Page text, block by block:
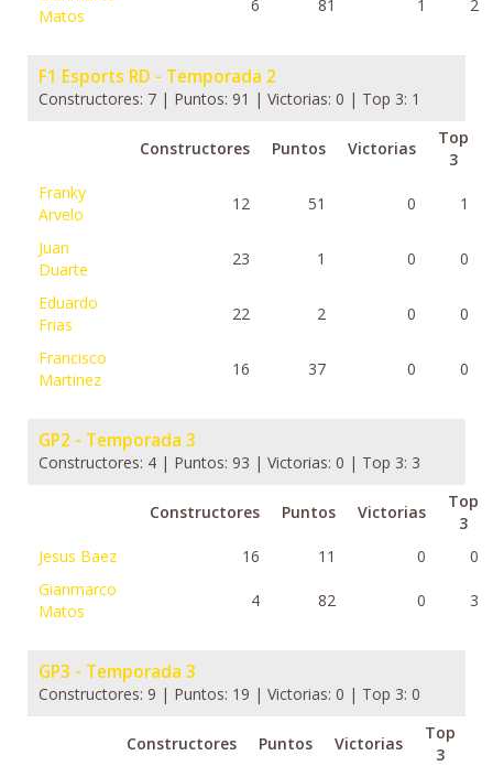
Matos
6 81 1 2
F1 Esports RD - Temporada 2
Constructores: 7 | Puntos: 91 | Victorias: 0 | Top 3: 1
Constructores Puntos Victorias
Top
3
Franky
Arvelo
12 51 0 1
Juan
Duarte
23 1 0 0
Eduardo
Frias
22 2 0 0
Francisco
Martinez
16 37 0 0
GP2 - Temporada 3
Constructores: 4 | Puntos: 93 | Victorias: 0 | Top 3: 3
Constructores Puntos Victorias
Top
3
Jesus Baez
16 11 0
0
Gianmarco
Matos
4 82 0 3
GP3 - Temporada 3
Constructores: 9 | Puntos: 19 | Victorias: 0 | Top 3: 0
Constructores Puntos Victorias
Top
3